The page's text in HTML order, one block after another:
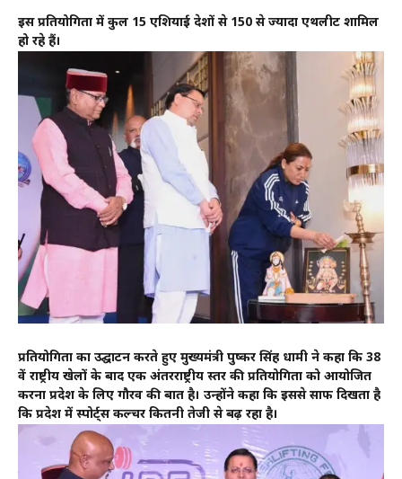
इस प्रतियोगिता में कुल 15 एशियाई देशों से 150 से ज्यादा एथलीट शामिल
हो रहे हैं।
प्रतियोगिता का उद्घाटन करते हुए मुख्यमंत्री पुष्कर सिंह धामी ने कहा कि 38
वें राष्ट्रीय खेलों के बाद एक अंतरराष्ट्रीय स्तर की प्रतियोगिता को आयोजित
करना प्रदेश के लिए गौरव की बात है। उन्होंने कहा कि इससे साफ दिखता है
कि प्रदेश में स्पोर्ट्स कल्चर कितनी तेजी से बढ़ रहा है।